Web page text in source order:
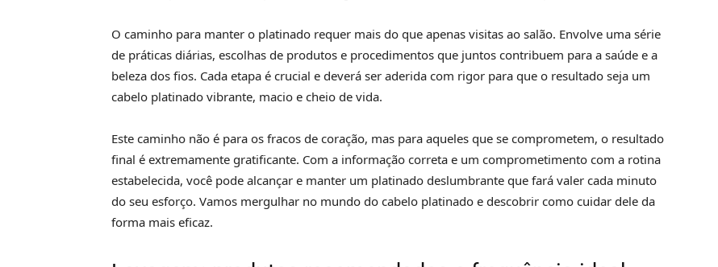
O caminho para manter o platinado requer mais do que apenas visitas ao salão. Envolve uma série
de práticas diárias, escolhas de produtos e procedimentos que juntos contribuem para a saúde e a
beleza dos fios. Cada etapa é crucial e deverá ser aderida com rigor para que o resultado seja um
cabelo platinado vibrante, macio e cheio de vida.
Este caminho não é para os fracos de coração, mas para aqueles que se comprometem, o resultado
final é extremamente gratificante. Com a informação correta e um comprometimento com a rotina
estabelecida, você pode alcançar e manter um platinado deslumbrante que fará valer cada minuto
do seu esforço. Vamos mergulhar no mundo do cabelo platinado e descobrir como cuidar dele da
forma mais eficaz.